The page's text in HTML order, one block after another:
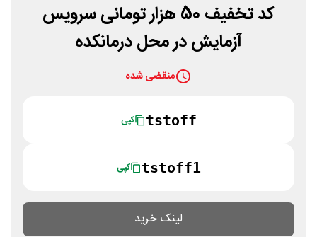
کد تخفیف 50 هزار تومانی سرویس
آزمایش در محل درمانکده
منقضی شده
tstoff کپی
tstoff1 کپی
لینک خرید